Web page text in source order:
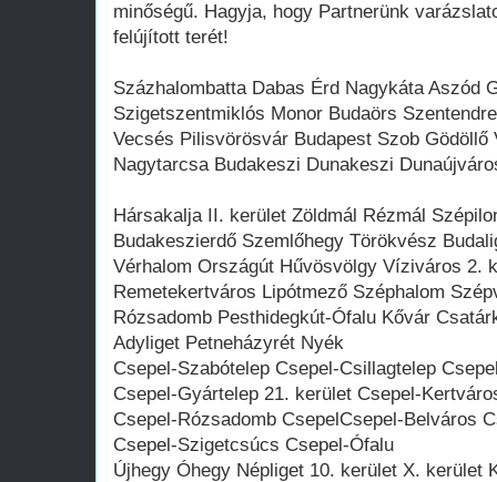
minőségű. Hagyja, hogy Partnerünk
felújított terét!
Százhalombatta Dabas Érd Nagykáta Aszód
Szigetszentmiklós Monor Budaörs
Vecsés Pilisvörösvár Budapest Szob
Nagytarcsa Budakeszi Dunakeszi
Hársakalja II. kerület Zöldmál Rézmál
Budakeszierdő Szemlőhegy Törökvész
Vérhalom Országút Hűvösvölgy Víziváros 2.
Remetekertváros Lipótmező Széphalom
Rózsadomb Pesthidegkút-Ófalu Kővár
Adyliget Petneházyrét Nyék
Csepel-Szabótelep Csepel-Csillagtelep
Csepel-Gyártelep 21. kerület Csepel-
Csepel-Rózsadomb CsepelCsepel-Belváros
Csepel-Szigetcsúcs Csepel-Ófalu
Újhegy Óhegy Népliget 10. kerület X. kerület